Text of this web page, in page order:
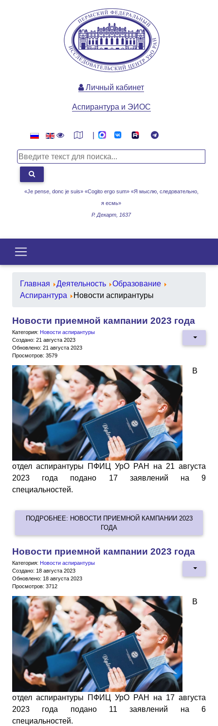
«Je pense, donc je suis» «Cogito ergo sum» «Я мыслю, следовательно,
я есмь»
Р. Декарт, 1637
Личный кабинет
Аспирантура и ЭИОС
Главная Деятельность
Образование
Аспирантура
Новости аспирантуры
Новости приемной кампании 2023 года
Категория: Новости аспирантуры
Создано: 21 августа 2023
Обновлено: 21 августа 2023
Просмотров: 3579
В
отдел аспирантуры ПФИЦ УрО РАН на 21 августа
2023 года подано 17 заявлений на 9
специальностей.
ПОДРОБНЕЕ: НОВОСТИ ПРИЕМНОЙ КАМПАНИИ 2023
ГОДА
Новости приемной кампании 2023 года
Категория: Новости аспирантуры
Создано: 18 августа 2023
Обновлено: 18 августа 2023
Просмотров: 3712
В
отдел аспирантуры ПФИЦ УрО РАН на 17 августа
2023 года подано 11 заявлений на 6
специальностей.